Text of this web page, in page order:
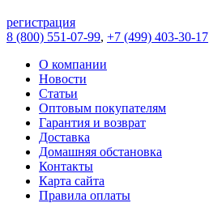
регистрация
8 (800) 551-07-99, +7 (499) 403-30-17
О компании
Новости
Статьи
Оптовым покупателям
Гарантия и возврат
Доставка
Домашняя обстановка
Контакты
Карта сайта
Правила оплаты